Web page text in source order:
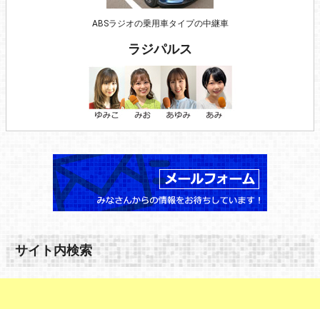
ABSラジオの乗用車タイプの中継車
ラジパルス
サイト内検索